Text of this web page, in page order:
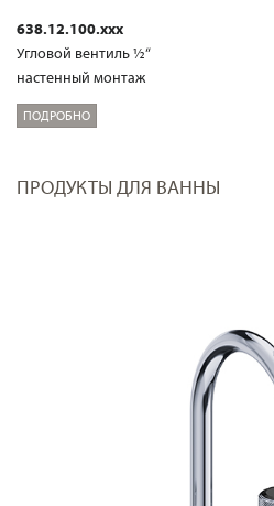
638.12.100.xxx
Угловой вентиль ½“
настенный монтаж
ПОДРОБНО
ПРОДУКТЫ ДЛЯ ВАННЫ